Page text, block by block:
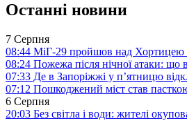
Останні новини
7 Серпня
08:44 МіГ-29 пройшов над Хортицею
08:24 Пожежа після нічної атаки:
07:33 Де в Запоріжжі у п’ятницю
07:12 Пошкоджений міст став
6 Серпня
20:03 Без світла і води: жителі